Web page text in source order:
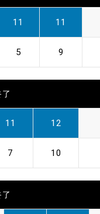
11 11
5 9
11 12
7 10